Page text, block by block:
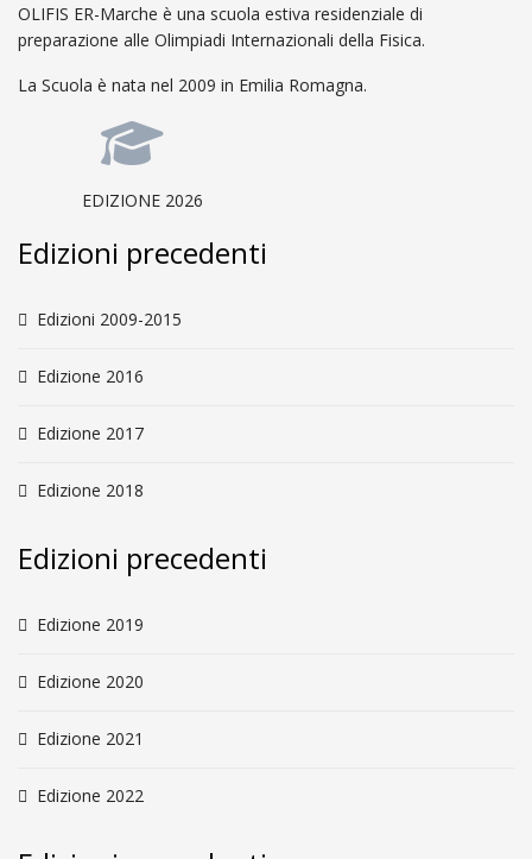
OLIFIS ER-Marche è una scuola estiva residenziale di
preparazione alle Olimpiadi Internazionali della Fisica.
La Scuola è nata nel 2009 in Emilia Romagna.
EDIZIONE 2026
Edizioni precedenti
Edizioni 2009-2015
Edizione 2016
Edizione 2017
Edizione 2018
Edizioni precedenti
Edizione 2019
Edizione 2020
Edizione 2021
Edizione 2022